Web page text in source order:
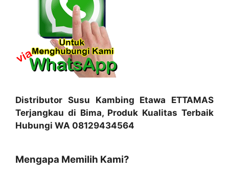
Distributor Susu Kambing Etawa ETTAMAS
Terjangkau di Bima, Produk Kualitas Terbaik
Hubungi WA 08129434564
Mengapa Memilih Kami?